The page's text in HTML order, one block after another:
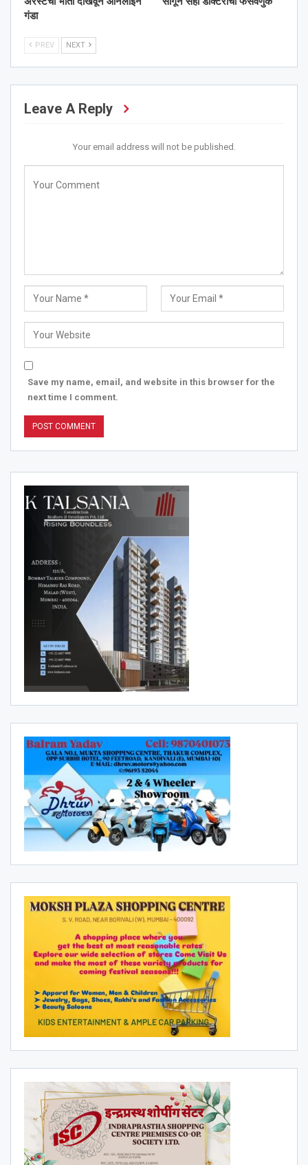
गंडा
PREV NEXT
Leave A Reply
Your email address will not be published.
Save my name, email, and website in this browser for the
next time I comment.